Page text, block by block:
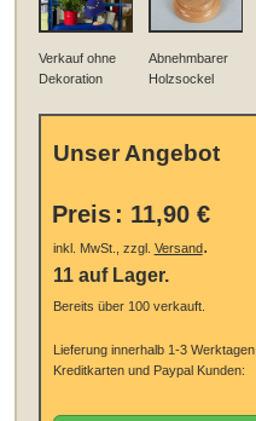
Verkauf ohne
Dekoration
Abnehmbarer
Holzsockel
Unser Angebot
Preis : 11,90 €
inkl. MwSt., zzgl. Versand.
11 auf Lager.
Bereits über 100 verkauft.
Lieferung innerhalb 1-3 Werktagen.
Kreditkarten und Paypal Kunden: